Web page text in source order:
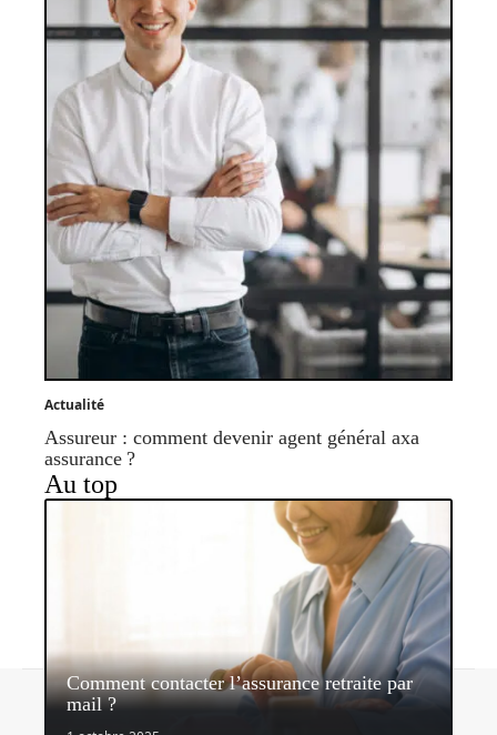
Actualité
Assureur : comment devenir agent général axa
assurance ?
Au top
Comment contacter l’assurance retraite par
mail ?Contact Mentions légales Sitemap